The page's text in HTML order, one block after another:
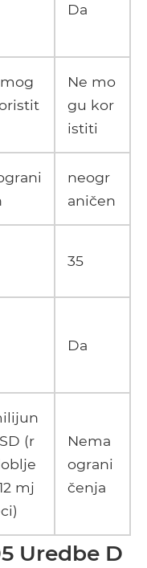
Da
Ne mo
gu kor
istiti
neogr
aničen
35
Da
(r
mj
Nema
ograni
čenja
Uredbe D